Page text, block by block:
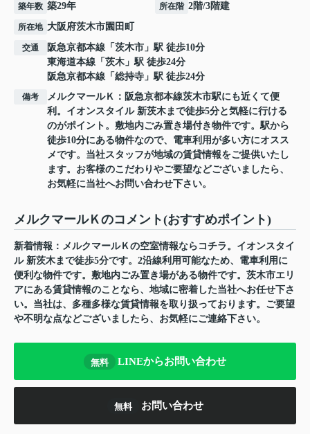
築年数 築29年 所在階 2階/3階建
所在地 大阪府茨木市園田町
交通 阪急京都本線 「 茨木市 」駅 徒歩10分
東海道本線 「 茨木 」駅 徒歩24分
阪急京都本線 「 総持寺 」駅 徒歩24分
備考
メルクマールＫ：阪急京都本線茨木市駅にも近くて便
利。イオンスタイル 新茨木まで徒歩5分と気軽に行ける
のがポイント。敷地内ごみ置き場付き物件です。駅から
徒歩10分にある物件なので、電車利用が多い方にオスス
メです。当社スタッフが地域の賃貸情報をご提供いたし
ます。お客様のこだわりやご要望などございましたら、
お気軽に当社へお問い合わせ下さい。
メルクマールＫのコメント(おすすめポイント)
新着情報：メルクマールＫの空室情報ならコチラ。イオンスタイ
ル 新茨木まで徒歩5分です。2沿線利用可能なため、電車利用に
便利な物件です。敷地内ごみ置き場がある物件です。茨木市エリ
アにある賃貸情報のことなら、地域に密着した当社へお任せ下さ
い。当社は、多種多様な賃貸情報を取り扱っております。ご要望
や不明な点などございましたら、お気軽にご連絡下さい。
無料 LINEからお問い合わせ
無料 お問い合わせ